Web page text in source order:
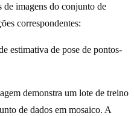
de imagens do conjunto de
correspondentes:
demonstra um lote de treino
de dados em mosaico. A